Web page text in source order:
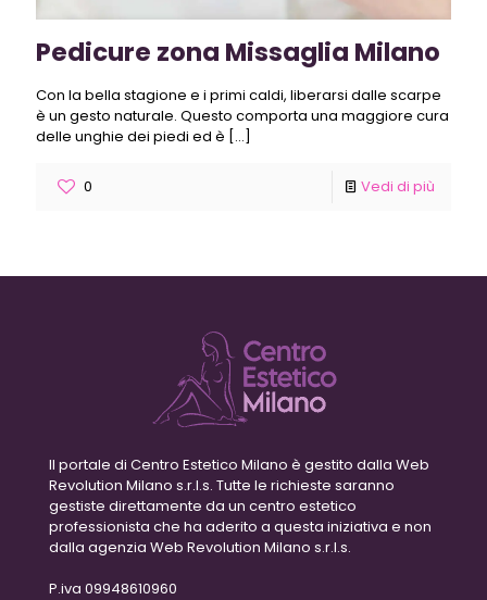
Pedicure zona Missaglia Milano
Con la bella stagione e i primi caldi, liberarsi dalle scarpe
è un gesto naturale. Questo comporta una maggiore cura
delle unghie dei piedi ed è […]
0 Vedi di più
Il portale di Centro Estetico Milano è gestito dalla Web
Revolution Milano s.r.l.s. Tutte le richieste saranno
gestiste direttamente da un centro estetico
professionista che ha aderito a questa iniziativa e non
dalla agenzia Web Revolution Milano s.r.l.s.
P.iva 09948610960